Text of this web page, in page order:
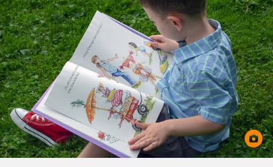
Фантазирай
Приказки
История на изкуството
Музикална кутийка
От соул до рокендрол
Междучасие
Игри
Кои сме ние?
За вас, родители
БНР
БНР Новини
Архивен фонд на БНР